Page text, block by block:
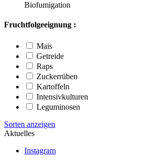
Biofumigation
Fruchtfolgeeignung :
Mais
Getreide
Raps
Zuckerrüben
Kartoffeln
Intensivkulturen
Leguminosen
Sorten anzeigen
Aktuelles
Instagram